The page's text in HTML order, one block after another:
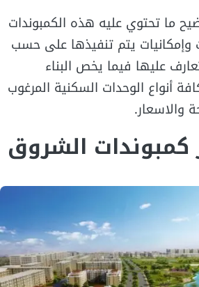
ما تحتوي عليه هذه الكمبوندات
يتم تنفيذها على حسب
عليها فيما يخص البناء
أنواع الوحدات السكنية المرغوب
والاسعار.
كمبوندات الشروق